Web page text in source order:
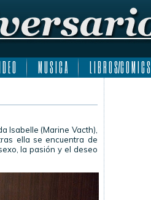
E O M U S I C A L I B R O S/C O M I C S
Isabelle (Marine Vacth),
ella se encuentra de
la pasión y el deseo